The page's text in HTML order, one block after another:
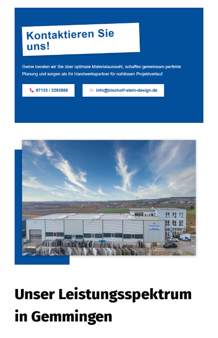
Unser Leistungsspektrum
in Gemmingen